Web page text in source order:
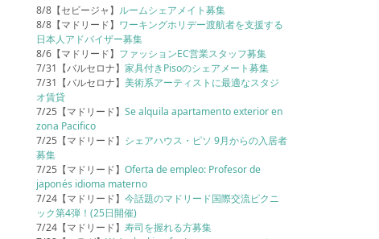
8/8【セビージャ】ルームシェアメイト募集
8/8【マドリード】 ワーキングホリデー渡航者を支援する
日本人アドバイザー募集
8/6【マドリード】 ファッションEC営業スタッフ募集
7/31【バルセロナ】家具付きPisoのシェアメート募集
7/31【バルセロナ】美術系アーティストに最適なスタジ
オ賃貸
7/25【マドリード】Se alquila apartamento exterior en
zona Pacifico
7/25【マドリード】 シェアハウス・ピソ 9月からの入居者
募集
7/25【マドリード】Oferta de empleo: Profesor de
japonés idioma materno
7/24【マドリード】今話題のマドリード国際交流ピクニ
ック第4弾！(25日開催)
7/24【マドリード】寿司を握れる方募集